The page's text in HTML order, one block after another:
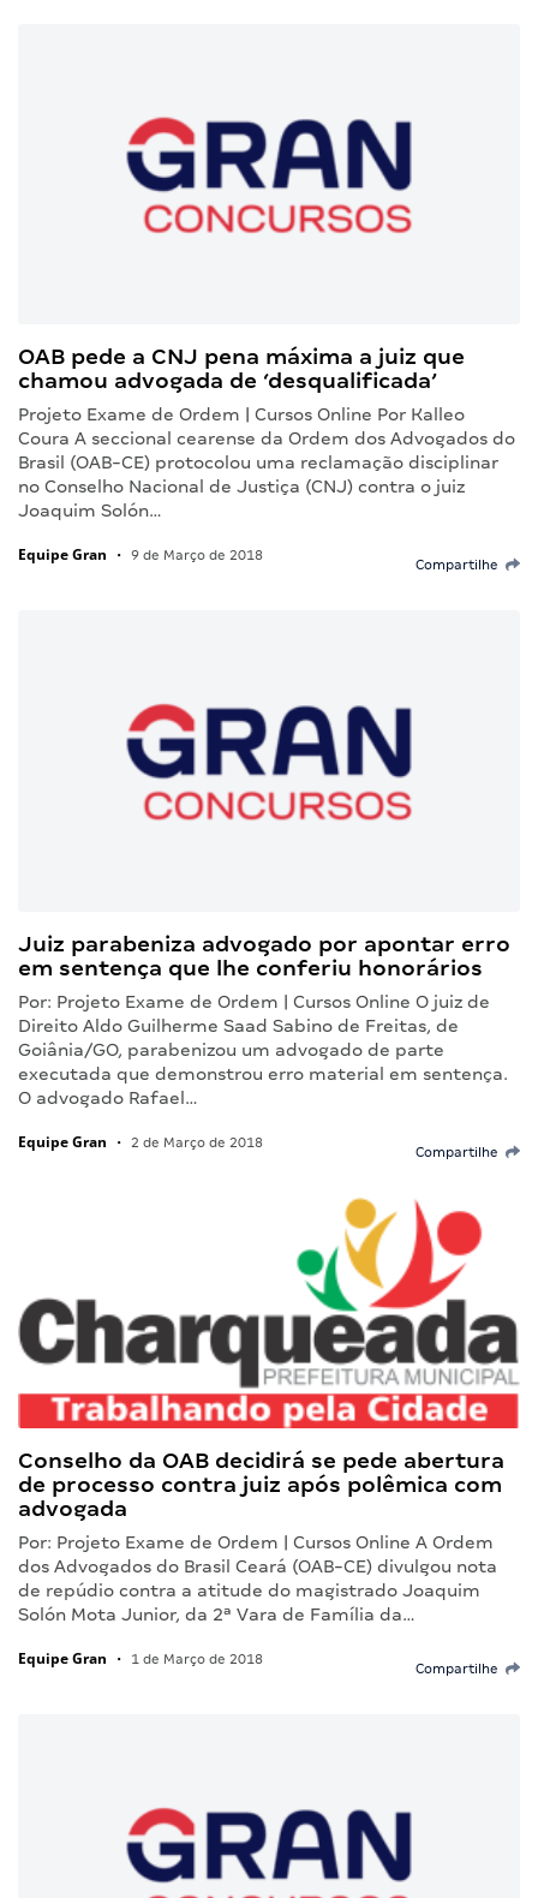
OAB pede a CNJ pena máxima a juiz que
chamou advogada de ‘desqualificada’
Projeto Exame de Ordem | Cursos Online Por Kalleo
Coura A seccional cearense da Ordem dos Advogados do
Brasil (OAB-CE) protocolou uma reclamação disciplinar
no Conselho Nacional de Justiça (CNJ) contra o juiz
Joaquim Solón…
Equipe Gran • 9 de Março de 2018
Compartilhe
Juiz parabeniza advogado por apontar erro
em sentença que lhe conferiu honorários
Por: Projeto Exame de Ordem | Cursos Online O juiz de
Direito Aldo Guilherme Saad Sabino de Freitas, de
Goiânia/GO, parabenizou um advogado de parte
executada que demonstrou erro material em sentença.
O advogado Rafael…
Equipe Gran • 2 de Março de 2018
Compartilhe
Conselho da OAB decidirá se pede abertura
de processo contra juiz após polêmica com
advogada
Por: Projeto Exame de Ordem | Cursos Online A Ordem
dos Advogados do Brasil Ceará (OAB-CE) divulgou nota
de repúdio contra a atitude do magistrado Joaquim
Solón Mota Junior, da 2ª Vara de Família da…
Equipe Gran • 1 de Março de 2018
Compartilhe